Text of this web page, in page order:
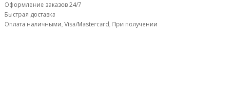
Оформление заказов 24/7
Быстрая доставка
Оплата наличными, Visa/Mastercard, При получении